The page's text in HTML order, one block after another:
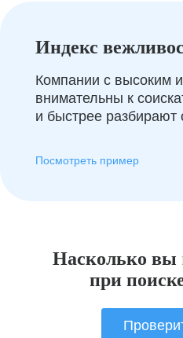
Индекс
Компании с высоким
внимательны к
и быстрее разбирают
Посмотреть пример
Насколько вы
при